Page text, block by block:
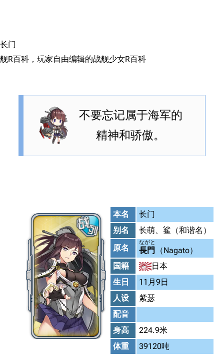
长门
舰R百科，玩家自由编辑的战舰少女R百科
不要忘记属于海军的
精神和骄傲。
本名
长门
别名
长萌、鲨（和谐名）
原名
長門
ながと
（Nagato）
国籍
日本
生日
11月9日
人设
紫瑟
配音
身高
224.9米
体重
39120吨